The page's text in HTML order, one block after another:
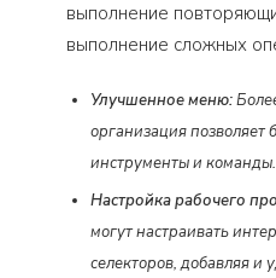
выполнение
выполнение сложных
Улучшенное меню:
организация
инструменты и команды.
Настройка рабочего
могут настраивать
селекторов, добавляя и